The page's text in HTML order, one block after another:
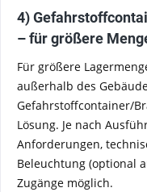
4)
– für größere
Für größere
außerhalb des
Gefahrstoffcontainer/
Lösung. Je nach
Anforderungen,
Beleuchtung (optional
Zugänge möglich.